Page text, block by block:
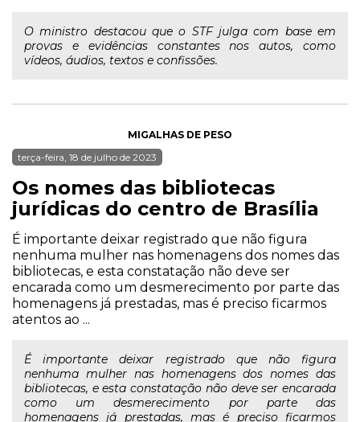
O ministro destacou que o STF julga com base em
provas e evidências constantes nos autos, como
vídeos, áudios, textos e confissões.
MIGALHAS DE PESO
terça-feira, 18 de julho de 2023
Os nomes das bibliotecas
jurídicas do centro de Brasília
É importante deixar registrado que não figura
nenhuma mulher nas homenagens dos nomes das
bibliotecas, e esta constatação não deve ser
encarada como um desmerecimento por parte das
homenagens já prestadas, mas é preciso ficarmos
atentos ao ...
É importante deixar registrado que não figura
nenhuma mulher nas homenagens dos nomes das
bibliotecas, e esta constatação não deve ser encarada
como um desmerecimento por parte das
homenagens já prestadas, mas é preciso ficarmos